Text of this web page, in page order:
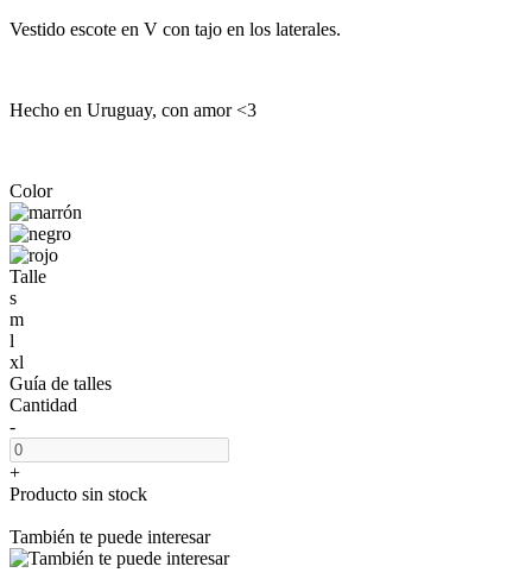
Vestido escote en V con tajo en los laterales.
Hecho en Uruguay, con amor <3
Color
Talle
s
m
l
xl
Guía de talles
Cantidad
-
+
Producto sin stock
También te puede interesar